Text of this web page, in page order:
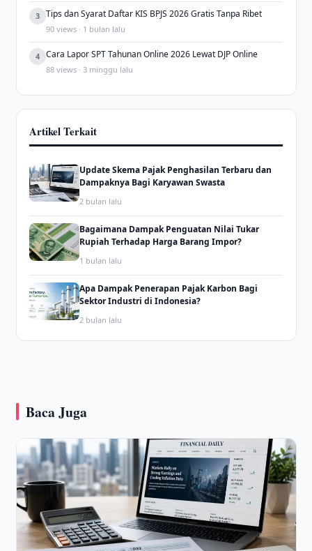
3 Tips dan Syarat Daftar KIS BPJS 2026 Gratis Tanpa Ribet
90 views · 1 bulan lalu
4 Cara Lapor SPT Tahunan Online 2026 Lewat DJP Online
88 views · 3 minggu lalu
Artikel Terkait
Update Skema Pajak Penghasilan Terbaru dan
Dampaknya Bagi Karyawan Swasta
2 bulan lalu
Bagaimana Dampak Penguatan Nilai Tukar
Rupiah Terhadap Harga Barang Impor?
1 bulan lalu
Apa Dampak Penerapan Pajak Karbon Bagi
Sektor Industri di Indonesia?
2 bulan lalu
Baca Juga